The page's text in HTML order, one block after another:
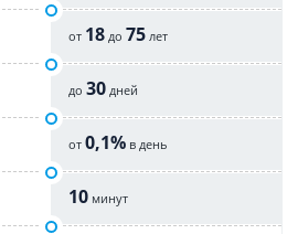
от 18 до 75 лет
до 30 дней
от 0,1% в день
10 минут